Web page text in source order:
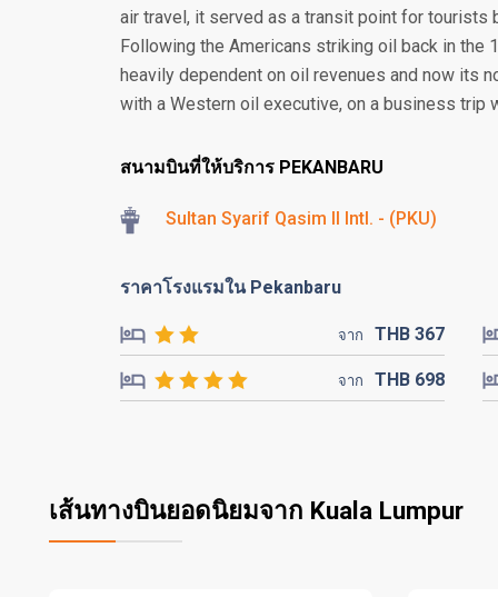
air travel, it served as a transit point for tourists
Following the Americans striking oil back in the
heavily dependent on oil revenues and now its
with a Western oil executive, on a business trip
สนามบินที่ให้บริการ PEKANBARU
Sultan Syarif Qasim II Intl. - (PKU)
ราคาโรงแรมใน Pekanbaru
จาก THB 367
จาก THB 698
เส้นทางบินยอดนิยมจาก Kuala Lumpur